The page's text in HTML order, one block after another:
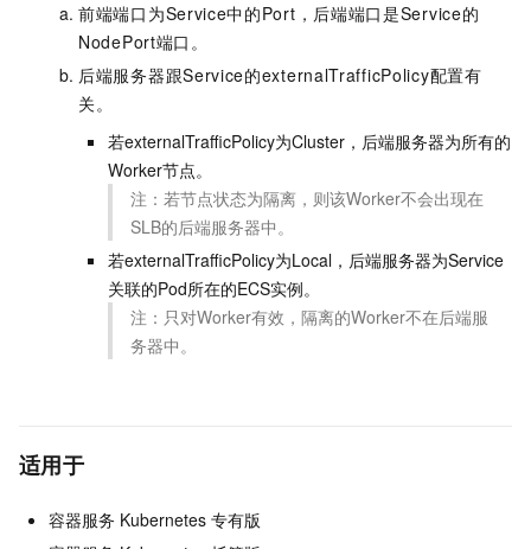
前端端口为Service中的Port，后端端口是Service的
NodePort端口。
后端服务器跟Service的externalTrafficPolicy配置有
关。
若externalTrafficPolicy为Cluster，后端服务器为所有的
Worker节点。
注：若节点状态为隔离，则该Worker不会出现在
SLB的后端服务器中。
若externalTrafficPolicy为Local，后端服务器为Service
关联的Pod所在的ECS实例。
注：只对Worker有效，隔离的Worker不在后端服
务器中。
适用于
容器服务 Kubernetes 专有版